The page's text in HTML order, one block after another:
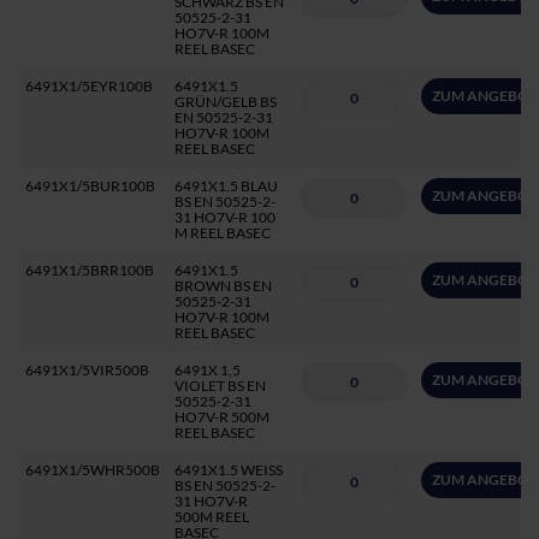
50525-2-31
HO7V-R 100M
REEL BASEC
6491X1/5EYR100B
6491X1.5
GRÜN/GELB BS
EN 50525-2-31
HO7V-R 100M
REEL BASEC
ZUM
6491X1/5BUR100B
6491X1.5 BLAU
BS EN 50525-2-
31 HO7V-R 100
M REEL BASEC
ZUM
6491X1/5BRR100B
6491X1.5
BROWN BS EN
50525-2-31
HO7V-R 100M
REEL BASEC
ZUM
6491X1/5VIR500B
6491X 1,5
VIOLET BS EN
50525-2-31
HO7V-R 500M
REEL BASEC
ZUM
6491X1/5WHR500B
6491X1.5 WEISS
BS EN 50525-2-
31 HO7V-R
500M REEL
BASEC
ZUM